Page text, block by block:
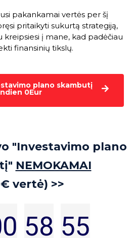
pakankamai vertės per šį
pritaikyti sukurtą strategiją,
kreipsiesi į mane, kad padėčiau
finansinių tikslų.
plano skambutį
0Eur
"Investavimo plano
NEMOKAMAI
vertė) >>
58 54